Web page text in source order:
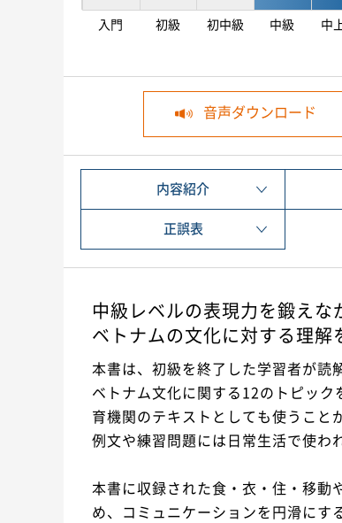
入門 初級 初中級 中級 中
音声ダウンロード
内容紹介
正誤表
中級レベルの表現力を鍛えな
ベトナムの文化に対する理解
本書は、初級を終了した学習者が読
ベトナム文化に関する12のトピッ
育機関のテキストとしても使うこと
例文や練習問題には日常生活で使わ
本書に収録された食・衣・住・移動
め、コミュニケーションを円滑にす